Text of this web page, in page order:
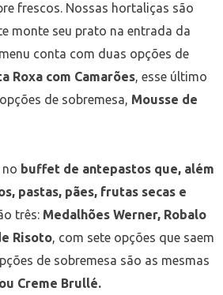
frescos. Nossas hortaliças são
monte seu prato na entrada da
conta com duas opções de
Roxa com Camarões, esse último
de sobremesa, Mousse de
buffet de antepastos que, além
pastas, pães, frutas secas e
três: Medalhões Werner, Robalo
Risoto, com sete opções que saem
de sobremesa são as mesmas
Creme Brullé.